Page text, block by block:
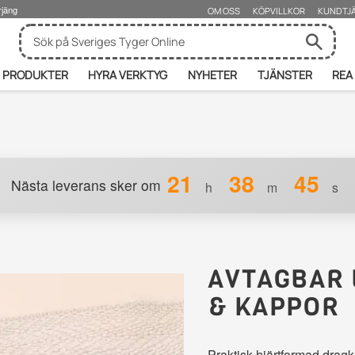
OM OSS KÖPVILLKOR
PRODUKTER HYRA VERKTYG NYHETER TJÄNSTER REA
Nästa leverans sker om 21 h 38 m 44 s
AVTAGBAR
& KAPPOR